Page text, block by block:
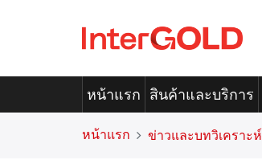
หน้าแรก สินค้าและบริการ
หน้าแรก ข่าวและบทวิเคราะห์